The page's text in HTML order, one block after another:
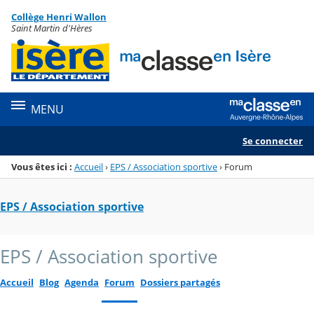
Menu de la rubrique
Contenu
Collège Henri Wallon
Saint Martin d'Hères
MENU
Se connecter
Vous êtes ici : Accueil› EPS / Association sportive› Forum
EPS / Association sportive
EPS / Association sportive
Accueil Blog Agenda Forum Dossiers partagés